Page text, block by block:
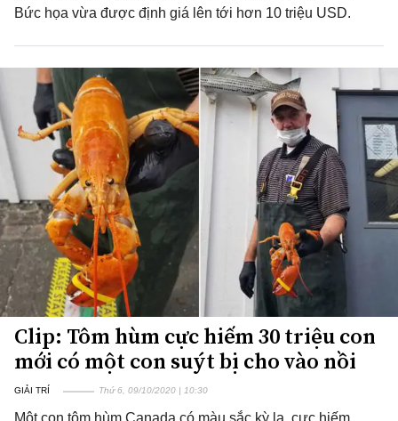
Bức họa vừa được định giá lên tới hơn 10 triệu USD.
Clip: Tôm hùm cực hiếm 30 triệu con
mới có một con suýt bị cho vào nồi
GIẢI TRÍ Thứ 6, 09/10/2020 | 10:30
Một con tôm hùm Canada có màu sắc kỳ lạ, cực hiếm,